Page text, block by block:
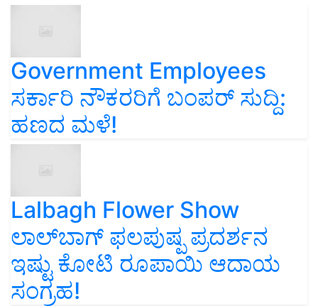
Government Employees
ಸರ್ಕಾರಿ ನೌಕರರಿಗೆ ಬಂಪರ್‌ ಸುದ್ದಿ:
ಹಣದ ಮಳೆ!
Lalbagh Flower Show
ಲಾಲ್‌ಬಾಗ್ ಫಲಪುಷ್ಪ ಪ್ರದರ್ಶನ
ಇಷ್ಟು ಕೋಟಿ ರೂಪಾಯಿ ಆದಾಯ
ಸಂಗ್ರಹ!